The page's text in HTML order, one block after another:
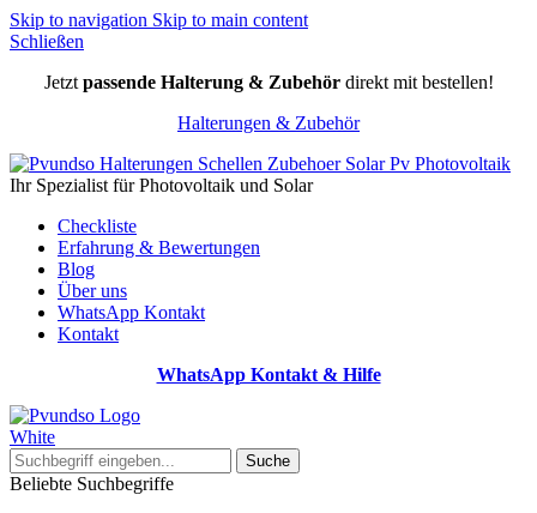
Skip to navigation Skip to main content
Schließen
Jetzt passende Halterung & Zubehördirekt mit bestellen!
Halterungen & Zubehör
Ihr Spezialist für Photovoltaik und Solar
Checkliste
Erfahrung & Bewertungen
Blog
Über uns
WhatsApp Kontakt
Kontakt
WhatsApp Kontakt & Hilfe
Suche
Beliebte Suchbegriffe